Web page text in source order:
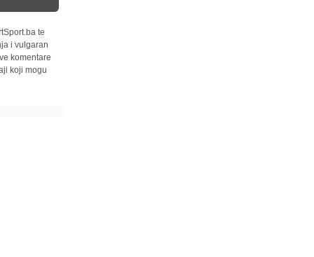
te
i vulgaran
komentare
koji mogu